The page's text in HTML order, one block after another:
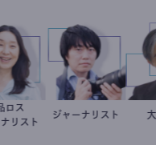
井出留美
食品ロス
ーナリスト
志葉玲
ジャーナリスト